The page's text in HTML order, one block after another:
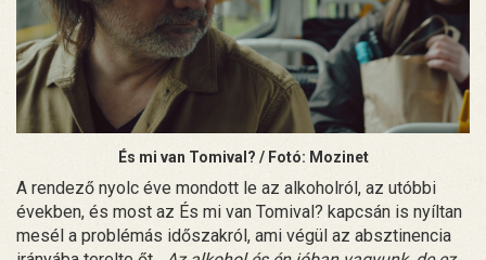
És mi van Tomival? / Fotó: Mozinet
A rendező nyolc éve mondott le az alkoholról, az utóbbi
években, és most az És mi van Tomival? kapcsán is nyíltan
mesél a problémás időszakról, ami végül az absztinencia